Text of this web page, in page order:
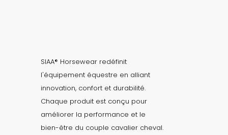
SIAA® Horsewear redéfinit
l'équipement équestre en alliant
innovation, confort et durabilité.
Chaque produit est conçu pour
améliorer la performance et le
bien-être du couple cavalier cheval.